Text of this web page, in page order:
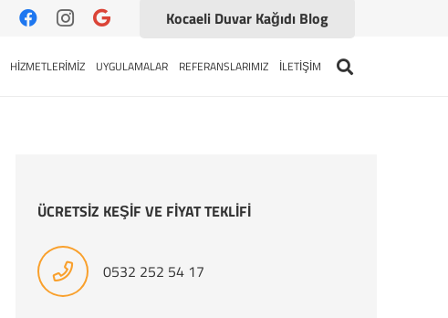
Kocaeli Duvar Kağıdı Blog
HİZMETLERİMİZ UYGULAMALAR REFERANSLARIMIZ İLETİŞİM
ÜCRETSİZ KEŞİF VE FİYAT TEKLİFİ
0532 252 54 17